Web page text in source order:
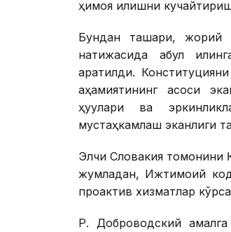
ҳимоя қилишни
Бундан ташқари, жорий
натижасида қабул
қаратилди.
аҳамиятининг асоси
ҳуқуқлари ва
мустаҳкамлаш эканлиги
Элчи Словакия томонини
жумладан, Ижтимоий
проактив хизматлар
Р. Доброводский